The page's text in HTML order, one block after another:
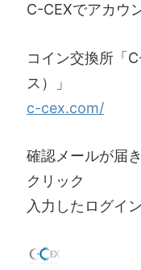
C-CEXでアカウ
コイン交換所「
ス）」
c-cex.com/
確認メールが届
クリック
入力したログイ